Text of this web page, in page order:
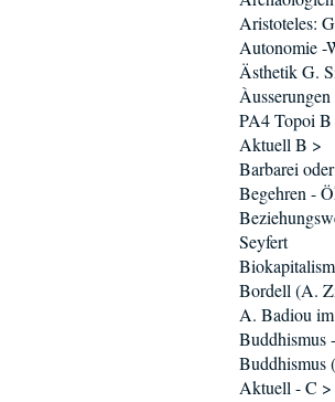
Aristoteles:
Autonomie -
Ästhetik G.
PA4 Topoi B
Aktuell B >
Barbarei
Begehren -
Seyfert
Bordell (A.
A. Badiou
Buddhismus
Buddhismus
Aktuell - C >